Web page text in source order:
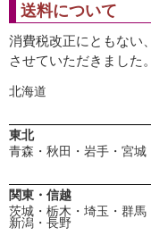
送料について
消費税改正にともない
させていただきました。
北海道
東北
青森・秋田・岩手・宮城
関東・信越
茨城・栃木・埼玉・群
新潟・長野